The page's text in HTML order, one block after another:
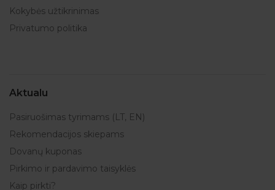
Kokybės užtikrinimas
Privatumo politika
Aktualu
Pasiruošimas tyrimams (LT, EN)
Rekomendacijos skiepams
Dovanų kuponas
Pirkimo ir pardavimo taisyklės
Kaip pirkti?